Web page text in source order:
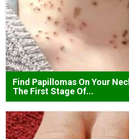
Find Papillomas On Your
The First Stage Of...